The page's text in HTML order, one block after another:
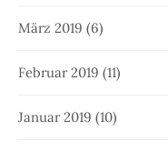
März 2019 (6)
Februar 2019 (11)
Januar 2019 (10)